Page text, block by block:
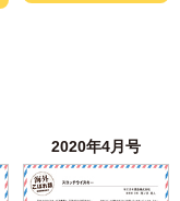
2020年4月号